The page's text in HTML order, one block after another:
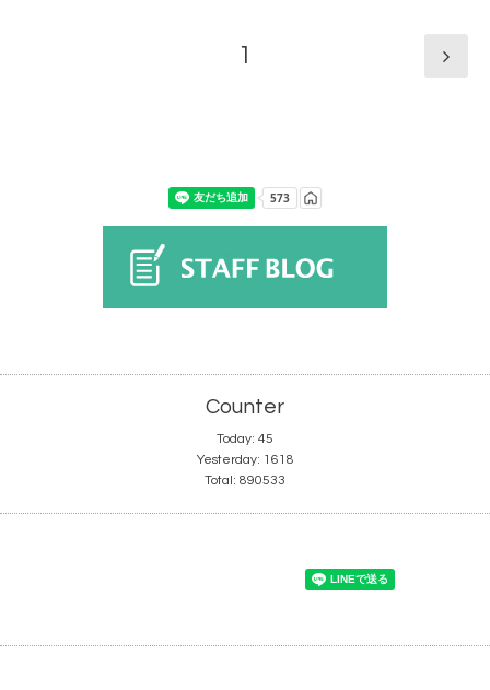
1
Counter
Today: 45
Yesterday: 1618
Total: 890533